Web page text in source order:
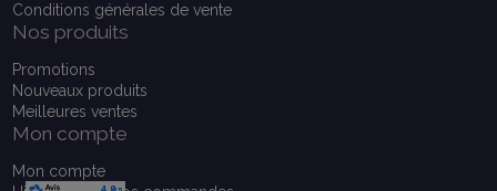
Conditions générales de vente
Nos produits
Promotions
Nouveaux produits
Meilleures ventes
Mon compte
Mon compte